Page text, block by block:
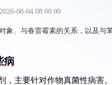
2026-08-04 08:00:00
象、与春雷霉素的关系，以及与
病
，主要针对作物真菌性病害